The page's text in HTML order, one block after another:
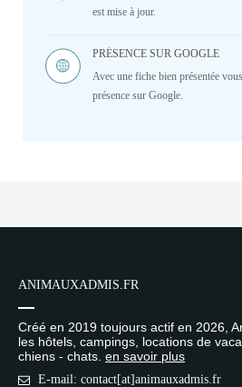
est mise à jour.
PRÉSENCE SUR GOOGLE
Avec une fiche bien présentée
présence sur Google.
ANIMAUXADMIS.FR
Créé en 2019 toujours actif en 2026,
les hôtels, campings, locations de
chiens - chats. en savoir plus
E-mail: contact[at]animauxadmis.fr